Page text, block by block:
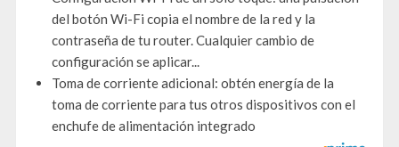
del botón Wi-Fi copia el nombre de la red y la
contraseña de tu router. Cualquier cambio de
configuración se aplicar...
Toma de corriente adicional: obtén energía de la
toma de corriente para tus otros dispositivos con el
enchufe de alimentación integrado